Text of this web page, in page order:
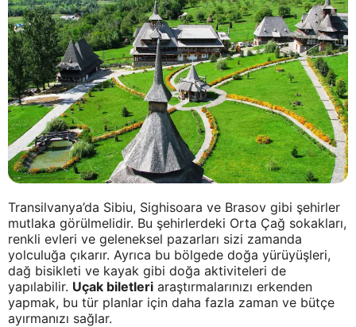
Transilvanya’da Sibiu, Sighisoara ve Brasov gibi şehirler
mutlaka görülmelidir. Bu şehirlerdeki Orta Çağ sokakları,
renkli evleri ve geleneksel pazarları sizi zamanda
yolculuğa çıkarır. Ayrıca bu bölgede doğa yürüyüşleri,
dağ bisikleti ve kayak gibi doğa aktiviteleri de
yapılabilir. Uçak biletleri araştırmalarınızı erkenden
yapmak, bu tür planlar için daha fazla zaman ve bütçe
ayırmanızı sağlar.